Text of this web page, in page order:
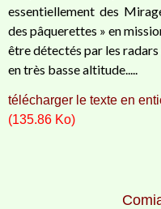
essentiellement des
des pâquerettes » en
être détectés par les
en très basse altitude.....
télécharger le texte en
(135.86 Ko)